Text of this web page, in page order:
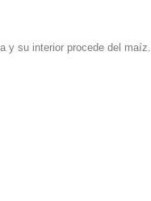
y su interior procede del maíz.